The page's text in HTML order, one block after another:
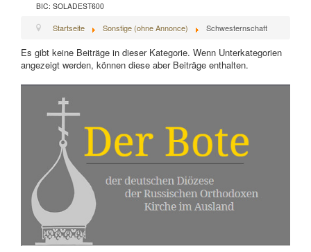
BIC: SOLADEST600
Startseite Sonstige (ohne Annonce) Schwesternschaft
Es gibt keine Beiträge in dieser Kategorie. Wenn Unterkategorien
angezeigt werden, können diese aber Beiträge enthalten.